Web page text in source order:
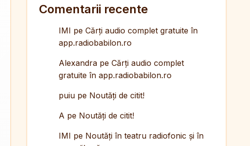
Comentarii recente
IMI pe Cărți audio complet gratuite în
app.radiobabilon.ro
Alexandrape Cărți audio complet
gratuite în app.radiobabilon.ro
puiupe Noutăți de citit!
A pe Noutăți de citit!
IMI pe Noutăți în teatru radiofonic și în